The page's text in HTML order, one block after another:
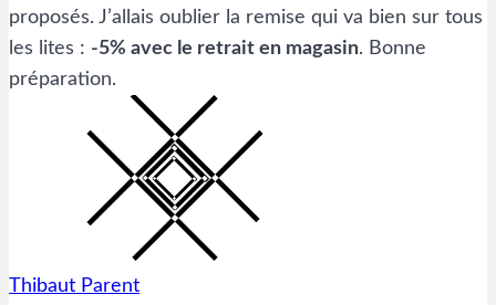
proposés. J’allais oublier la remise qui va bien sur tous
les lites : -5% avec le retrait en magasin. Bonne
préparation.
Thibaut Parent